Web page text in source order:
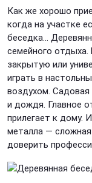
Как же хорошо
когда на участке
беседка…
семейного
закрытую или
играть в
воздухом.
и дождя. Главное
прилегает к дому.
металла —
доверить